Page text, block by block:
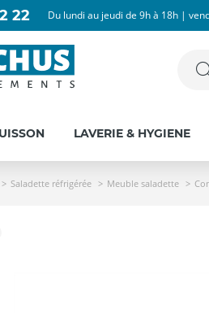
22 Du lundi au jeudi de 9h à 18h |
LAVERIE & HYGIENE
Saladette réfrigérée Meuble saladette